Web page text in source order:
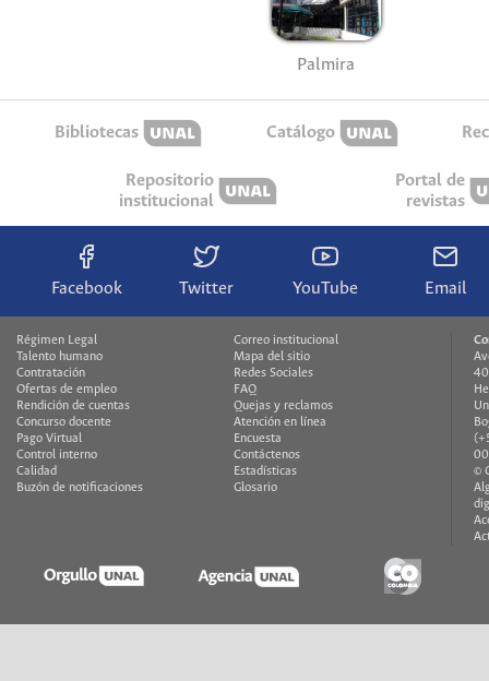
Palmira
Bibliotecas Catálogo
Repositorio
institucional
Portal de
revistas
Facebook Twitter YouTube Email
Régimen Legal
Talento humano
Contratación
Ofertas de empleo
Rendición de cuentas
Concurso docente
Pago Virtual
Control interno
Calidad
Buzón de notificaciones
Correo institucional
Mapa del sitio
Redes Sociales
FAQ
Quejas y reclamos
Atención en línea
Encuesta
Contáctenos
Estadísticas
Glosario
©